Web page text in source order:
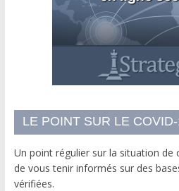
LE POINT SUR LE
Un point régulier sur la situation de
de vous tenir informés sur des
vérifiées.